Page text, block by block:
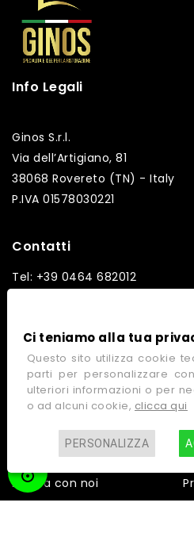
Info Legali
Ginos S.r.l.
Via dell’Artigiano, 81
38068 Rovereto (TN) - Italy
P.IVA 01578030221
Contatti
Tel: +39 0464 682012
Link rapidi
Lavora con noi
Ci teniamo alla tua
Questo sito utilizza cookie
parti per personalizzare
ulteriori informazioni o per
o ad alcuni cookie, clicca qui
PERSONALIZZA